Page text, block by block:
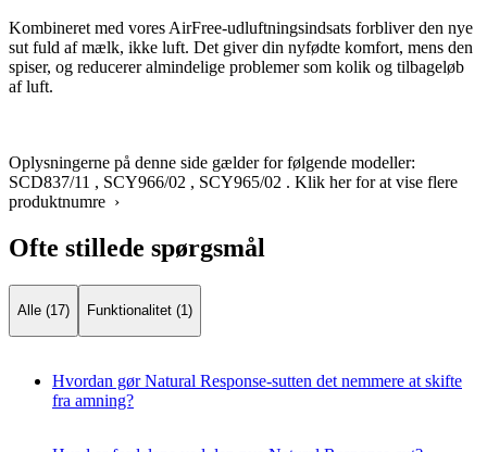
Kombineret med vores AirFree-udluftningsindsats forbliver den nye
sut fuld af mælk, ikke luft. Det giver din nyfødte komfort, mens den
spiser, og reducerer almindelige problemer som kolik og tilbageløb
af luft.
Oplysningerne på denne side gælder for følgende modeller:
SCD837/11 , SCY966/02 , SCY965/02 . Klik her for at vise flere
produktnumre ›
Ofte stillede spørgsmål
Alle (17) Funktionalitet (1)
Hvordan gør Natural Response-sutten det nemmere at skifte
fra amning?